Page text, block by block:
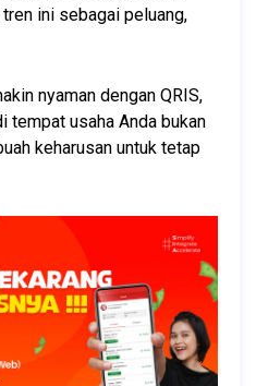
ini sebagai peluang,
nyaman dengan QRIS,
tempat usaha Anda bukan
keharusan untuk tetap